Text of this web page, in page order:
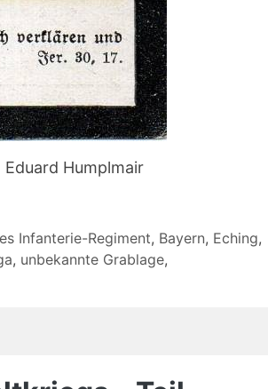
Humplmair
Infanterie-Regiment, Bayern, Eching,
, unbekannte Grablage,